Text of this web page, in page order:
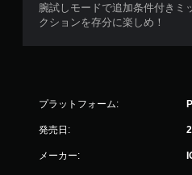
腕試しモードで追加条件付きミ
クションを存分に楽しめ！
プラットフォーム:
発売日:
メーカー: